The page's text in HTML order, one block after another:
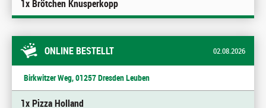
1x Brötchen Knusperkopp
ONLINE BESTELLT 02.08.2026
Birkwitzer Weg, 01257 Dresden Leuben
1x Pizza Holland